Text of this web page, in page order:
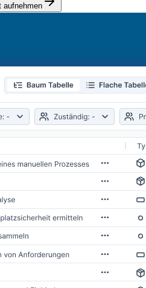
aufnehmen